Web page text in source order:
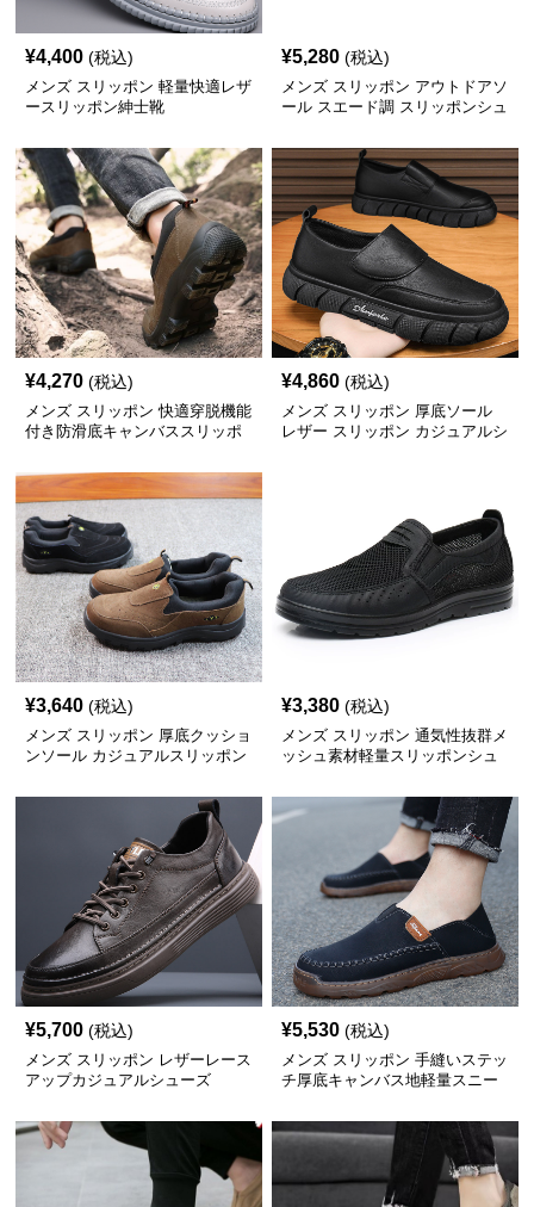
¥4,400 (税込)
メンズ スリッポン 軽量快適レザ
ースリッポン紳士靴
¥5,280 (税込)
メンズ スリッポン アウトドアソ
ール スエード調 スリッポンシュ
¥4,270 (税込)
メンズ スリッポン 快適穿脱機能
付き防滑底キャンバススリッポ
¥4,860 (税込)
メンズ スリッポン 厚底ソール
レザー スリッポン カジュアルシ
¥3,640 (税込)
メンズ スリッポン 厚底クッショ
ンソール カジュアルスリッポン
¥3,380 (税込)
メンズ スリッポン 通気性抜群メ
ッシュ素材軽量スリッポンシュ
¥5,700 (税込)
メンズ スリッポン レザーレース
アップカジュアルシューズ
¥5,530 (税込)
メンズ スリッポン 手縫いステッ
チ厚底キャンバス地軽量スニー